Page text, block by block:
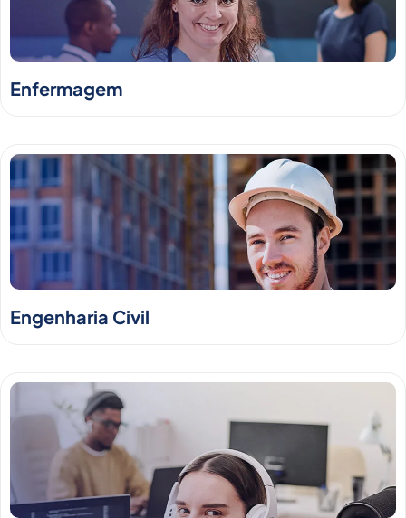
Enfermagem
Engenharia Civil